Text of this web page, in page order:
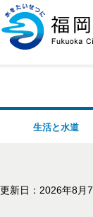
生活と水道
更新日：2026年8月7